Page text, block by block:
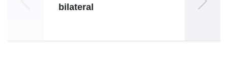
bilateral